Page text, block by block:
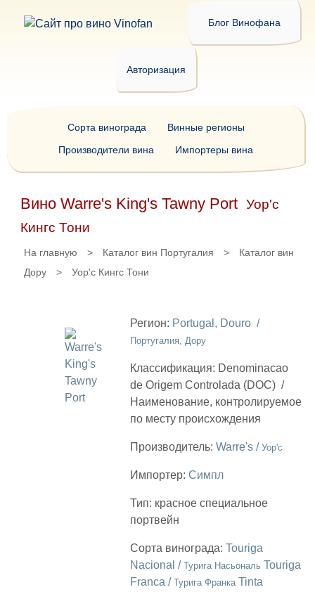
Блог Винофана
Авторизация
Вино Warre's King's Tawny Port Уор'с
Кингс Тони
На главную > Каталог вин Португалия >
Каталог вин
Дору
> Уор'с Кингс Тони
Регион: Portugal, Douro /
Португалия, Дору
Классификация: Denominacao
de Origem Controlada (DOC) /
Наименование, контролируемое
по месту происхождения
Производитель: Warre's / Уор'с
Импортер: Симпл
Тип: красное специальное
портвейн
Сорта винограда: Touriga
Nacional / Турига Насьональ Touriga
Franca / Турига Франка Tinta
Сорта винограда
Винные регионы
Производители вина
Импортеры вина